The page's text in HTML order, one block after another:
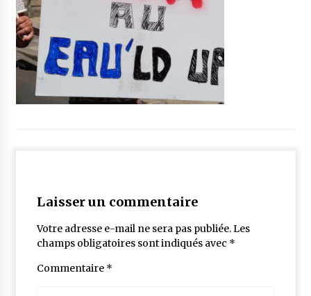
Laisser un commentaire
Votre adresse e-mail ne sera pas publiée.Les
champs obligatoires sont indiqués avec *
Commentaire *